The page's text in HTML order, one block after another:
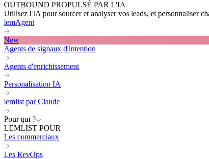
OUTBOUND PROPULSÉ PAR L'IA
Utilisez l'IA pour sourcer et analyser vos leads, et personnaliser
lemAgent
New
Agents de signaux d'intention
Agents d'enrichissement
Personalisation IA
lemlist par Claude
Pour qui ?
LEMLIST POUR
Les commerciaux
Les RevOps